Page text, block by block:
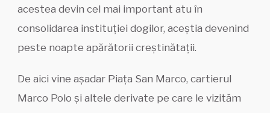
acestea devin cel mai important atu în
consolidarea instituției dogilor, aceștia devenind
peste noapte apărătorii creștinătații.
De aici vine așadar Piața San Marco, cartierul
Marco Polo și altele derivate pe care le vizităm